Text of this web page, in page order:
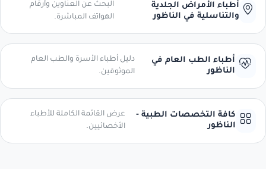
أطباء الأمراض الجلدية
والتناسلية في الناظور
البحث عن العناوين وأرقام
الهواتف المباشرة.
أطباء الطب العام في
الناظور
دليل أطباء الأسرة والطب العام
الموثوقين.
كافة التخصصات الطبية -
الناظور
عرض القائمة الكاملة للأطباء
الأخصائيين.